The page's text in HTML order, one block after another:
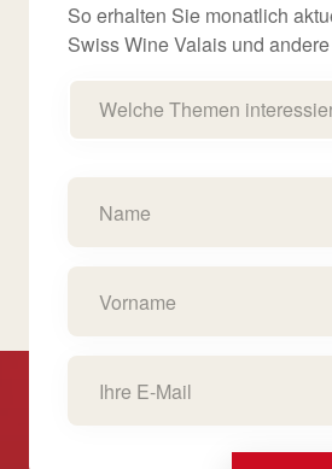
So erhalten Sie monatlich
Swiss Wine Valais und
Welche Themen